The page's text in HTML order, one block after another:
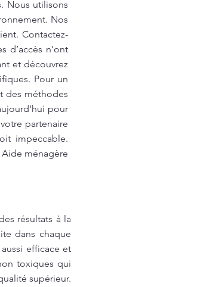
Nous utilisons
Nos
Contactez-
d’accès n’ont
et découvrez
Pour un
des méthodes
pour
partenaire
impeccable.
ménagère
résultats à la
dans chaque
efficace et
toxiques qui
supérieur.